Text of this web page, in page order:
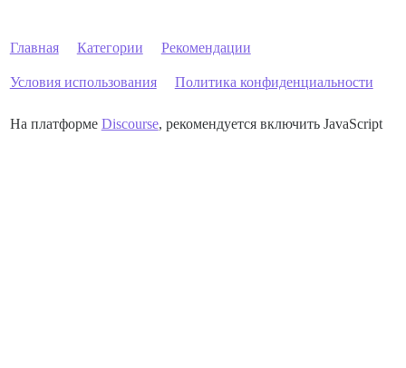
Главная Категории Рекомендации
Условия использования Политика конфиденциальности
На платформе Discourse, рекомендуется включить JavaScript